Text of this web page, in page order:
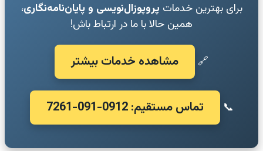
برای بهترین خدمات پروپوزال‌نویسی و پایان‌نامه‌نگاری،
همین حالا با ما در ارتباط باش!
🔗 مشاهده خدمات بیشتر
📞 تماس مستقیم: 0912-091-7261